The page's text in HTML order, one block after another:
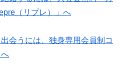
（リプレ）」へ
会うには、独身専用会員制コ